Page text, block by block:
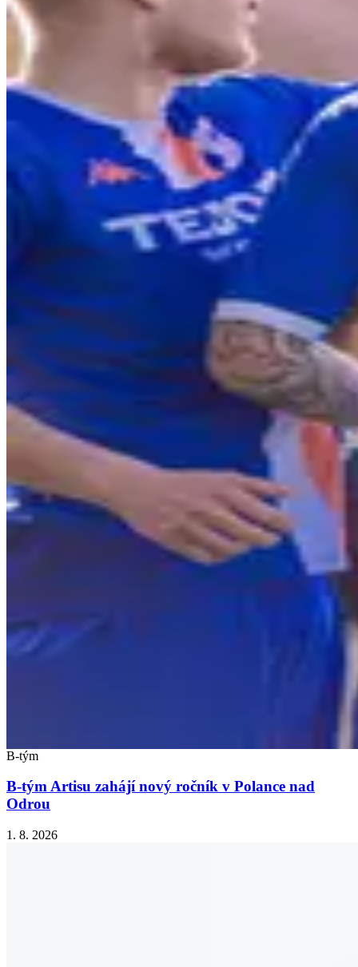
B-tým
B-tým Artisu zahájí nový ročník v Polance nad
Odrou
1. 8. 2026